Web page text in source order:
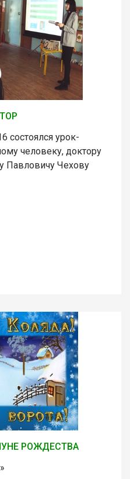
состоялся урок-
человеку, доктору
Павловичу Чехову
РОЖДЕСТВА